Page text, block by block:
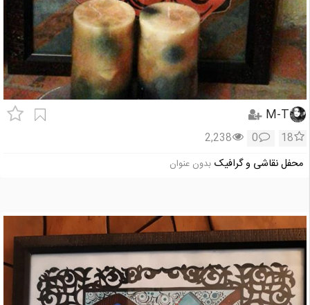
M-T
18
0
2,238
محفل نقاشی و گرافیک بدون عنوان